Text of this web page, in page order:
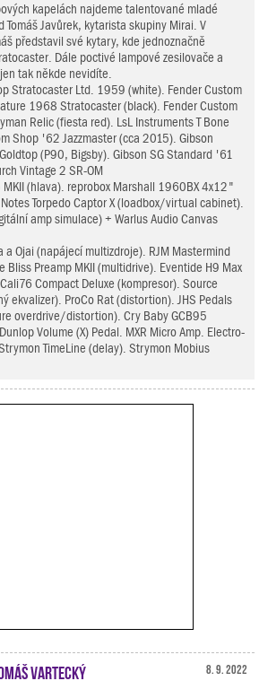
kapelách najdeme talentované mladé
Tomáš Javůrek, kytarista skupiny Mirai. V
představil své kytary, kde jednoznačně
Dále poctivé lampové zesilovače a
tak někde nevidíte.
Stratocaster Ltd. 1959 (white). Fender Custom
1968 Stratocaster (black). Fender Custom
Relic (fiesta red). LsL Instruments T Bone
Shop '62 Jazzmaster (cca 2015). Gibson
(P90, Bigsby). Gibson SG Standard '61
Vintage 2 SR-OM
MKII (hlava). reprobox Marshall 1960BX 4x12"
Torpedo Captor X (loadbox/virtual cabinet).
amp simulace) + Warlus Audio Canvas
a Ojai (napájecí multizdroje). RJM Mastermind
Bliss Preamp MKII (multidrive). Eventide H9 Max
Compact Deluxe (kompresor). Source
ekvalizer). ProCo Rat (distortion). JHS Pedals
overdrive/distortion). Cry Baby GCB95
Volume (X) Pedal. MXR Micro Amp. Electro-
TimeLine (delay). Strymon Mobius
8. 9. 2022
Vartecký